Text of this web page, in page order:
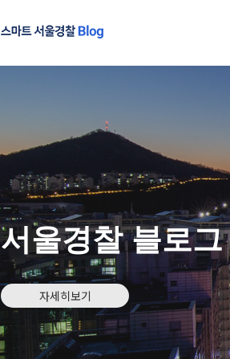
서울경찰 블로그
자세히보기